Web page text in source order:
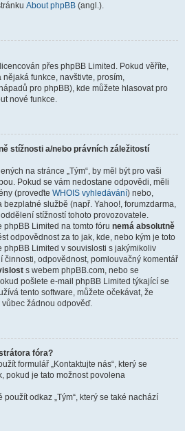
About phpBB (angl.).
přes phpBB Limited. Pokud věříte,
funkce, navštivte, prosím,
pro phpBB), kde můžete hlasovat pro
nové funkce.
stížnosti a/nebo právních záležitostí
na stránce „Tým“, by měl být pro vaši
Pokud se vám nedostane odpovědi, měli
(proveďte WHOIS vyhledávání) nebo,
službě (např. Yahoo!, forumzdarma,
stížností tohoto provozovatele.
phpBB Limited na tomto fóru nemá absolutně
odpovědnost za to jak, kde, nebo kým je toto
phpBB Limited v souvislosti s jakýmikoliv
činnosti, odpovědnost, pomlouvačný komentář
s webem phpBB.com, nebo se
pošlete e-mail phpBB Limited týkající se
tento software, můžete očekávat, že
žádnou odpověď.
fóra?
formulář „Kontaktujte nás“, který se
pokud je tato možnost povolena
odkaz „Tým“, který se také nachází